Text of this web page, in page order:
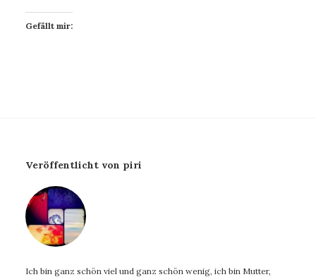
Gefällt mir:
Veröffentlicht von piri
Ich bin ganz schön viel und ganz schön wenig, ich bin Mutter,